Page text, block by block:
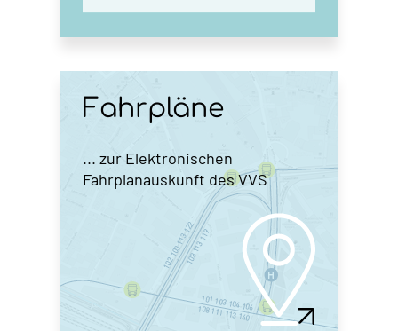
Fahrpläne
... zur Elektronischen
Fahrplanauskunft des VVS